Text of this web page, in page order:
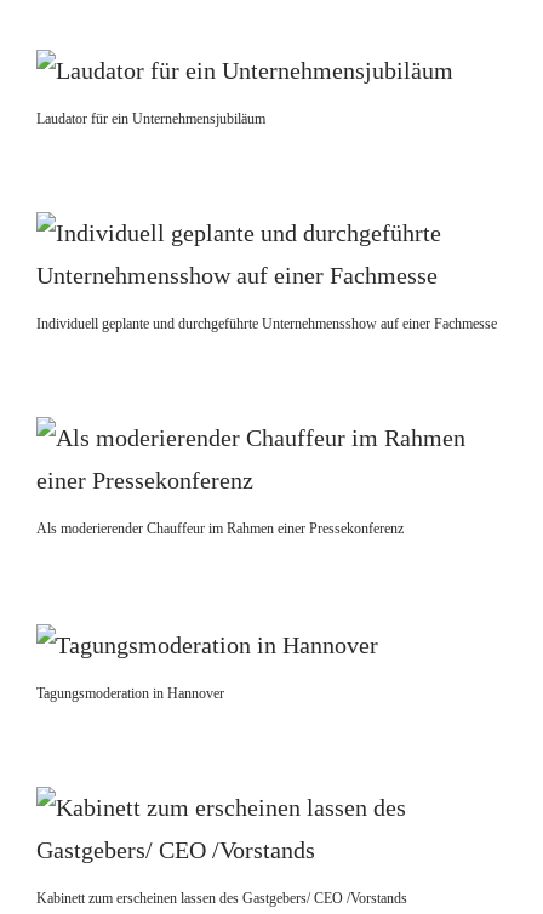
Laudator für ein Unternehmensjubiläum
Individuell geplante und durchgeführte Unternehmensshow auf einer Fachmesse
Als moderierender Chauffeur im Rahmen einer Pressekonferenz
Tagungsmoderation in Hannover
Kabinett zum erscheinen lassen des Gastgebers/ CEO /Vorstands